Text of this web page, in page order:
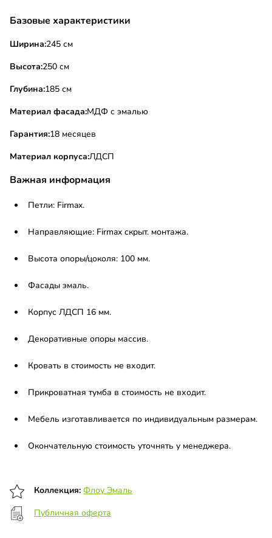
Базовые характеристики
Ширина:245 см
Высота:250 см
Глубина:185 см
Материал фасада:МДФ с эмалью
Гарантия:18 месяцев
Материал корпуса:ЛДСП
Важная информация
Петли: Firmax.
Направляющие: Firmax скрыт. монтажа.
Высота опоры/цоколя: 100 мм.
Фасады эмаль.
Корпус ЛДСП 16 мм.
Декоративные опоры массив.
Кровать в стоимость не входит.
Прикроватная тумба в стоимость не входит.
Мебель изготавливается по индивидуальным размерам.
Окончательную стоимость уточнять у менеджера.
Коллекция: Флоу Эмаль
Публичная оферта